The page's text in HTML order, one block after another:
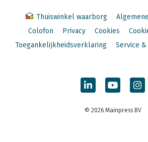
Thuiswinkel waarborg
Colofon
Privacy Cookies
Toegankelijkheidsverklaring
Service &
© 2026 Mainpress BV